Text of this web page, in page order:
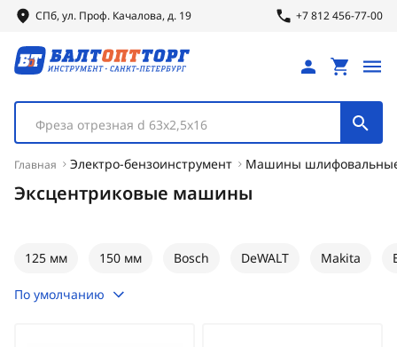
СПб, ул. Проф. Качалова, д. 19 +7 812 456-77-00
Фреза отрезная d 63х2,5х16
Главная Электро-бензоинструмент Машины
Эксцентриковые машины
125 мм 150 мм Bosch DeWALT Makita
По умолчанию